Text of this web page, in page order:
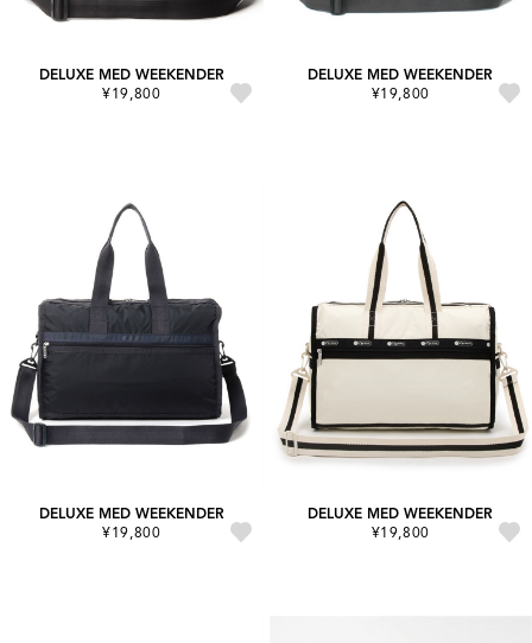
DELUXE MED WEEKENDER
¥19,800
DELUXE MED WEEKENDER
¥19,800
DELUXE MED WEEKENDER
¥19,800
DELUXE MED WEEKENDER
¥19,800